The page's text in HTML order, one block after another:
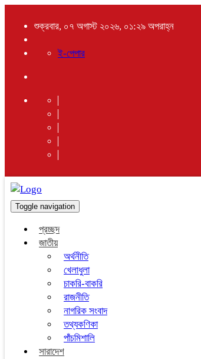
শুক্রবার, ০৭ অগাস্ট ২০২৬, ০১:২৯ অপরাহ্ন
ই-পেপার
Toggle navigation
প্রচ্ছদ
জাতীয়
অর্থনীতি
খেলাধুলা
চাকরি-বাকরি
রাজনীতি
নাগরিক সংবাদ
তথ্যকণিকা
পাঁচমিশালি
সারাদেশ